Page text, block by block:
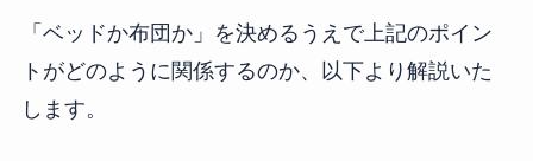
「ベッドか布団か」を決めるうえで上記のポイン
トがどのように関係するのか、以下より解説いた
します。